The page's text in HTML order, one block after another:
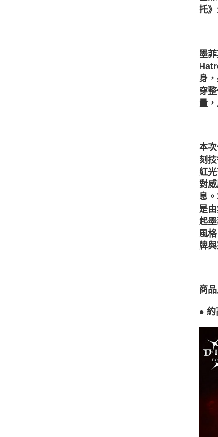
托
墨
身
穿
量
本
刻
紅
對
息
是
起
風
牌
商
●約